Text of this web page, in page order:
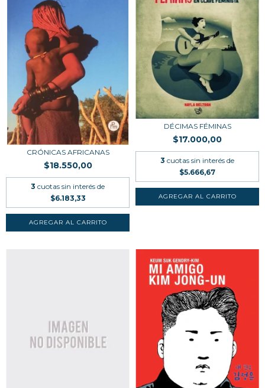
CRÓNICAS AFRICANAS
$18.550,00
3 cuotas sin interés de
$6.183,33
DÉCIMAS FÉMINAS
$17.000,00
3 cuotas sin interés de
$5.666,67